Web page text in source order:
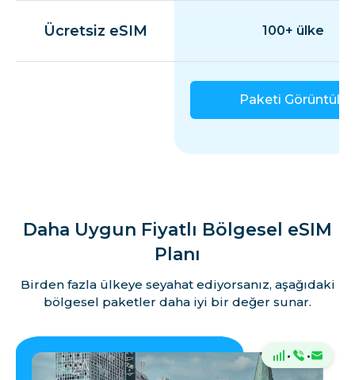
Ücretsiz eSIM 100+ ülke
Paketi Görüntüle
Daha Uygun Fiyatlı Bölgesel eSIM
Planı
Birden fazla ülkeye seyahat ediyorsanız, aşağıdaki
bölgesel paketler daha iyi bir değer sunar.
· ·